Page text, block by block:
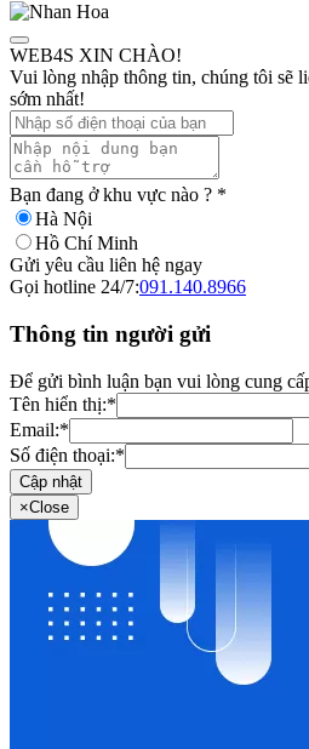
WEB4S XIN CHÀO!
Vui lòng nhập thông tin, chúng tôi sẽ
sớm nhất!
Bạn đang ở khu vực nào ? *
Hà Nội
Hồ Chí Minh
Gửi yêu cầu liên hệ ngay
Gọi hotline 24/7:091.140.8966
Thông tin người gửi
Để gửi bình luận bạn vui lòng cung
Tên hiển thị:*
Email:*
Số điện thoại:*
Cập nhật
×Close